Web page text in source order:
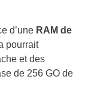
d’une RAM de
pourrait
et des
de 256 GO de